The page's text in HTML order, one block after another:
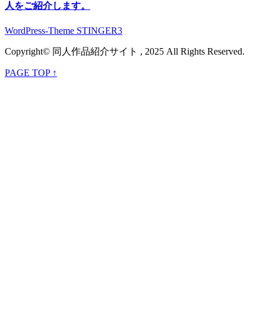
人をご紹介します。
WordPress-Theme STINGER3
Copyright© 同人作品紹介サイト , 2025 All Rights Reserved.
PAGE TOP ↑